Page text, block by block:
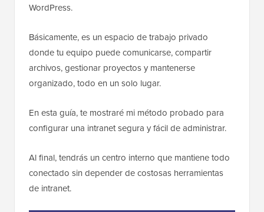
WordPress.
Básicamente, es un espacio de trabajo privado
donde tu equipo puede comunicarse, compartir
archivos, gestionar proyectos y mantenerse
organizado, todo en un solo lugar.
En esta guía, te mostraré mi método probado para
configurar una intranet segura y fácil de administrar.
Al final, tendrás un centro interno que mantiene todo
conectado sin depender de costosas herramientas
de intranet.